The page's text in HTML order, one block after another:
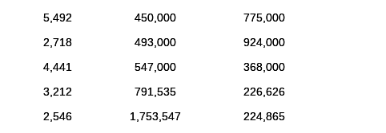
5,492 450,000
775,000
2,718 493,000
924,000
4,441 547,000
368,000
3,212 791,535
226,626
2,546 1,753,547
224,865